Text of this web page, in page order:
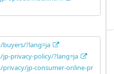
?lang=ja
privacy-policy/?lang=ja
jp-consumer-online-pr